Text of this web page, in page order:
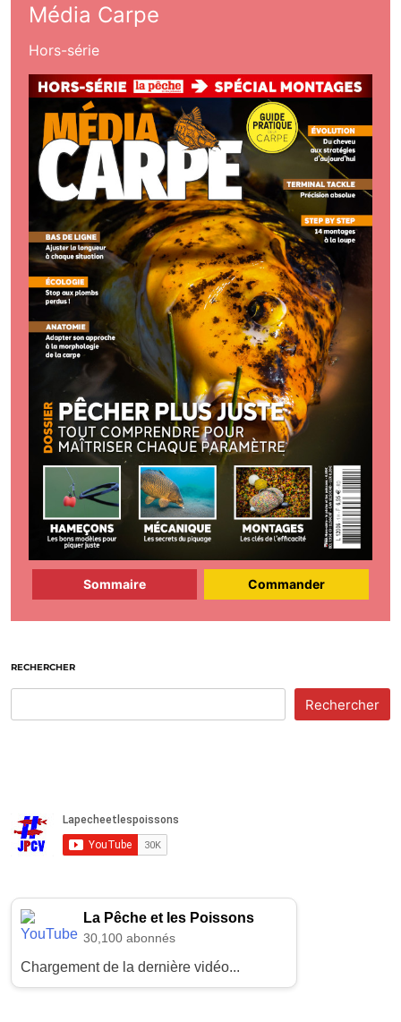
Média Carpe
Hors-série
Sommaire Commander
RECHERCHER
Rechercher
La Pêche et les Poissons
30,100 abonnés
Chargement de la dernière vidéo...